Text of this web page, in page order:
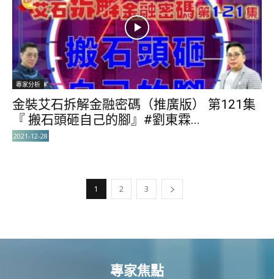
專家分析
金裝艾石拆解金融密碼（推廣版） 第121集
『 搬石頭砸自己的腳』#劉東霖...
2021-12-28
1 2 3
專家焦點